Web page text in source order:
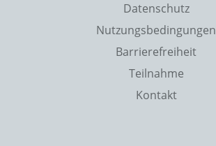
Datenschutz
Nutzungsbedingungen
Barrierefreiheit
Teilnahme
Kontakt